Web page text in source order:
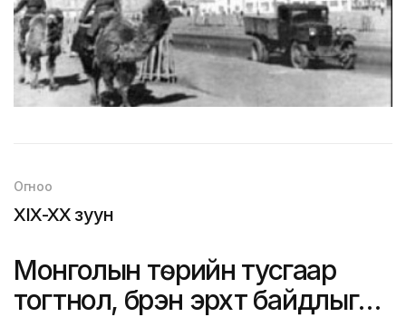
Огноо
XIX-XX зуун
Монголын төрийн тусгаар
тогтнол, бүрэн эрхт байдлыг